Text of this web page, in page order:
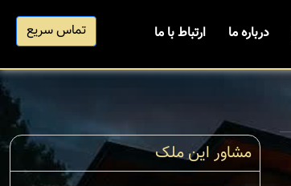
درباره ما ارتباط با ما تماس سریع
مشاور این ملک